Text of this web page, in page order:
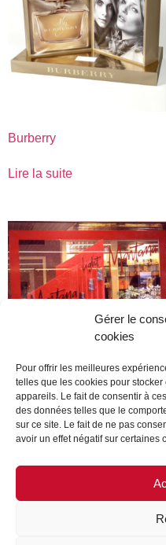
Gérer le
cookies
Pour offrir les meilleures
telles que les cookies pour
appareils. Le fait de consentir à
des données telles que le
sur ce site. Le fait de ne pas
avoir un effet négatif sur certaines
Burberry
Lire la suite
montana
Lire la suite